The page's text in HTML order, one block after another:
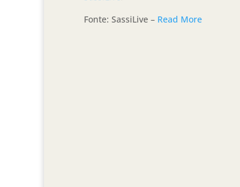
Fonte: SassiLive – Read More